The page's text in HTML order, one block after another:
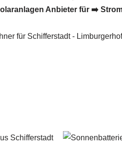
Anbieter für ➡️